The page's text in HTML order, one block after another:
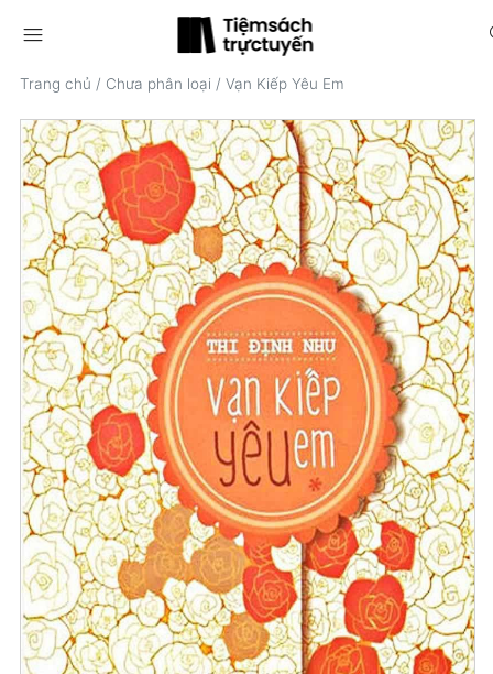
menu
Trang chủ / Chưa phân loại / Vạn Kiếp Yêu Em